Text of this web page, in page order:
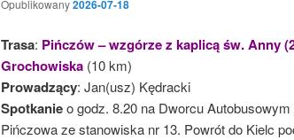
Opublikowany2026-07-18
Trasa: Pińczów – wzgórze z kaplicą św. Anny
Grochowiska (10 km)
Prowadzący: Jan(usz) Kędracki
Spotkanieo godz. 8.20 na Dworcu
Pińczowa ze stanowiska nr 13. Powrót do Kielc